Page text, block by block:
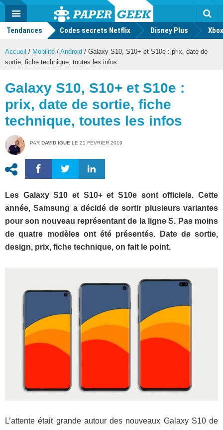
Actu
geek
MENU
Tendances Codes secrets Netflix Disney Plus
Accueil / Mobilité / Android / Galaxy S10, S10+ et S10e : prix, date de
sortie, fiche technique, toutes les infos
Galaxy S10, S10+ et S10e :
prix, date de sortie, fiche
technique, toutes les infos
PAR DAVID IGUE LE 21 FÉVRIER 2019
Les Galaxy S10 et S10+ et S10e sont officiels. Cette
année, Samsung a décidé de sortir plusieurs variantes
pour son nouveau représentant de la ligne S. Pas moins
de quatre modèles ont été présentés. Date de sortie,
design, prix, fiche technique, on fait le point.
L’attente était grande autour des nouveaux Galaxy S10 de
Mode
FacebookTwitter Youtube